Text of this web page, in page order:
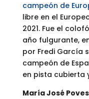
campeón de
libre en el
2021. Fue el
año fulgurante,
por Fredi García
campeón de
en pista cubierta
María José Poves